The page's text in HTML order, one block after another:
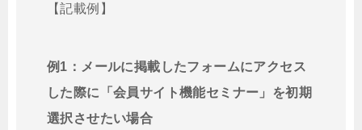
【記載例】
例1：メールに掲載したフォームにアクセス
した際に「会員サイト機能セミナー」を初期
選択させたい場合